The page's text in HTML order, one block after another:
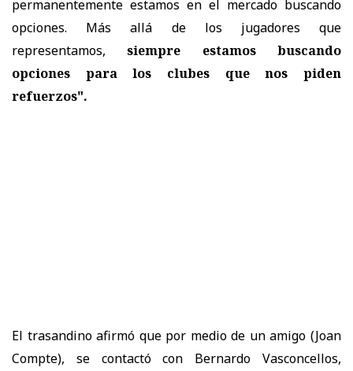
permanentemente estamos en el mercado buscando
opciones. Más allá de los jugadores que
representamos,siempre estamos buscando
opciones para los clubes que nos piden
refuerzos".
El trasandino afirmó que por medio de un amigo (Joan
Compte), se contactó con Bernardo Vasconcellos,